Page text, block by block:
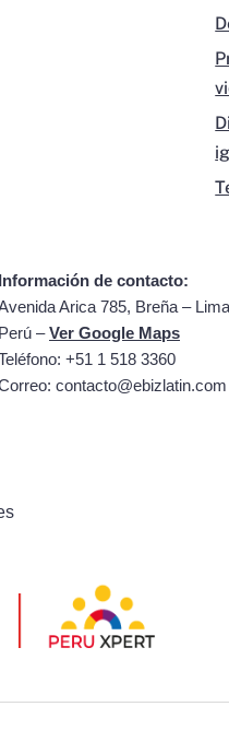
Información de contacto:
Arica 785, Breña –
Perú –Ver Google Maps
+51 1 518 3360
contacto@ebizlatin.com